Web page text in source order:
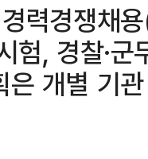
력경쟁채
험, 경찰·
은 개별 기